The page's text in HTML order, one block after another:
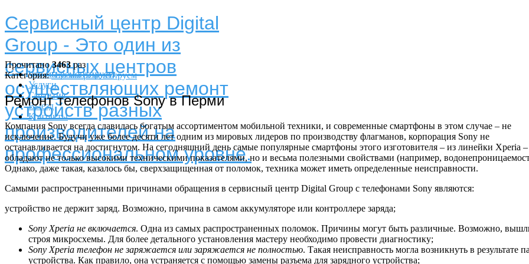
Сервисный центр Digital
Group - Это один из
сервисных центров
осуществляющих ремонт
устройств разных
производителей на
профессиональном уровне.
Что мы ремонтируем
Услуги
Гарантия
Выезд
Контакты
Прочитано3463раз
Категория: Что мы ремонтируем
Ремонт телефонов Sony в Перми
Компания Sony всегда славилась богатым ассортиментом мобильной техники, и современные смартфоны в этом случае – не
исключение. Будучи уже более десяти лет одним из мировых лидеров по производству флагманов, корпорация Sony не
останавливается на достигнутом. На сегодняшний день самые популярные смартфоны этого изготовителя – из линейки Xperia –
обладают не только высокими техническими показателями, но и весьма полезными свойствами (например,
Однако, даже такая, казалось бы, сверхзащищенная от поломок, техника может иметь определенные неисправности.
Самыми распространенными причинами обращения в сервисный центр Digital Group с телефонами Sony являются:
устройство не держит заряд. Возможно, причина в самом аккумуляторе или контроллере заряда;
Sony Xperia не включается. Одна из самых распространенных поломок. Причины могут быть различные. Возможно,
строя микросхемы. Для более детального установления мастеру необходимо провести диагностику;
Sony Xperia телефон не заряжается или заряжается не полностью. Такая неисправность могла возникнуть в результате
устройства. Как правило, она устраняется с помощью замены разъема для зарядного устройства;